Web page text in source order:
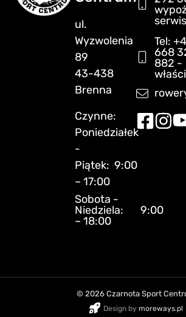
ul.
Wyzwolenia
89
43-438
Brenna
Czynne:
Poniedziałek
-
Piątek: 9:00
– 17:00
Sobota -
Niedziela: 9:00
– 18:00
serwis
Tel:
668
882 -
© 2026 Czarnota Sport
Design by moreways.pl